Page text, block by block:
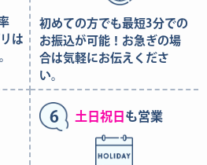
は
初めての方でも最短3分での
お振込が可能！お急ぎの場
合は気軽にお伝えくださ
い。
6 土日祝日 も営業